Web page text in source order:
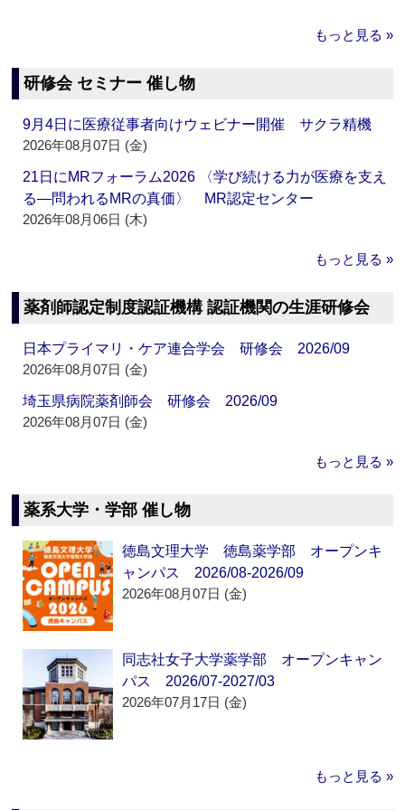
もっと見る »
研修会 セミナー 催し物
9月4日に医療従事者向けウェビナー開催 サクラ精機
2026年08月07日 (金)
21日にMRフォーラム2026 〈学び続ける力が医療を支え
る―問われるMRの真価〉 MR認定センター
2026年08月06日 (木)
もっと見る »
薬剤師認定制度認証機構 認証機関の生涯研修会
日本プライマリ・ケア連合学会 研修会 2026/09
2026年08月07日 (金)
埼玉県病院薬剤師会 研修会 2026/09
2026年08月07日 (金)
もっと見る »
薬系大学・学部 催し物
徳島文理大学 徳島薬学部 オープンキ
ャンパス 2026/08-2026/09
2026年08月07日 (金)
同志社女子大学薬学部 オープンキャン
パス 2026/07-2027/03
2026年07月17日 (金)
もっと見る »